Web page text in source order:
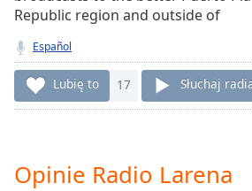
1x
Playback
Rate
Chapters
Republic region and outside of
Español
Lubię to 17 Słuchaj
Opinie Radio Larena